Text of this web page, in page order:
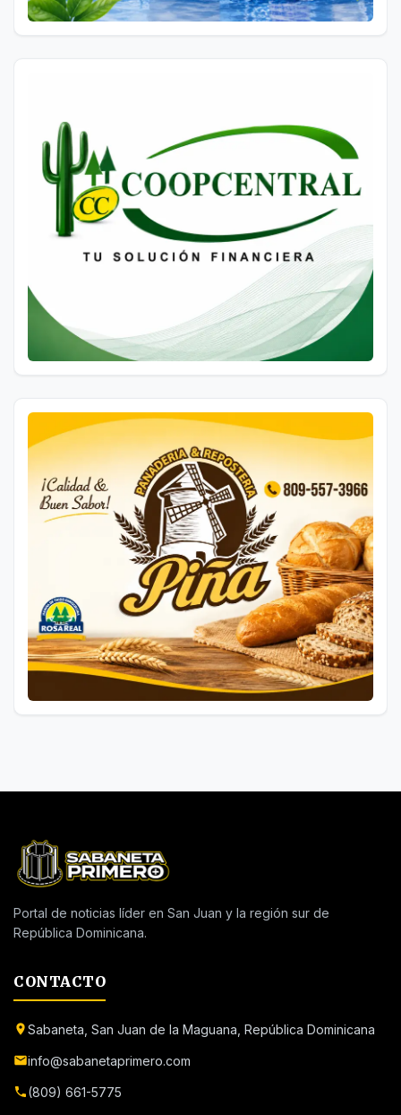
Portal de noticias líder en San Juan y la región sur de
República Dominicana.
CONTACTO
Sabaneta, San Juan de la Maguana, República Dominicana
info@sabanetaprimero.com
(809) 661-5775